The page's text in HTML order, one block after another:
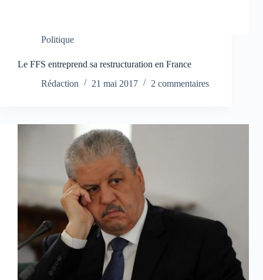
Politique
Le FFS entreprend sa restructuration en France
Rédaction
21 mai 2017 2 commentaires